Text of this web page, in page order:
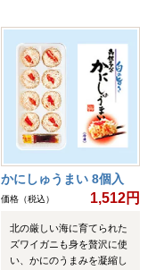
かにしゅうまい 8個入
価格（税込） 1,512円
北の厳しい海に育てられた
ズワイガニも身を贅沢に使
い、かにのうまみを凝縮し